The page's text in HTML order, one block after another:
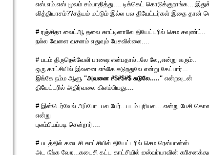
எஸ்.எம்.எஸ் மூலம் சம்பாதித்து.... டிக்கெட்
வித்தியாசம்??சத்யம் மட்டும் இல்ல பல தியேட்டர்கள் இதை தான்
# ரஞ்சிதா லைட்ஆ தலை காட்டினாலே தியேட்டரில் செம சவுண்ட்..
நல்ல வேளை வசனம் எதுவும் பேசவில்லை....
# படம் திருநெல்வேலி பாஷை என்பதால்..லே லே,,என்று வரும்..
ஒரு காட்சியில் இவனை எங்கே சுடுறதுலே என்று கேட்பார்...
இங்கே நம்ம ஆளு "அவனை #$#$#$ சுடுலே....."என்றவுடன்
தியேட்டரில் அதிர்வலை கிளம்பியது....
# இன்டெர்வேல் அப்போ..பல பேர்...படம் புரியல....என்று பேசி
என்று
புலம்பியப்படி சென்றார்....
# படத்தில் கடைசி காட்சியில் தியேட்டரில் செம ரெஸ்பான்ஸ்...
அட நீங்க வேற...கடைசி கட்ட காட்சியில் ஐஸ்வர்யாவின்